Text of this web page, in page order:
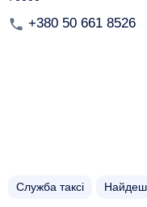
+380 50 661 8526
Служба таксі